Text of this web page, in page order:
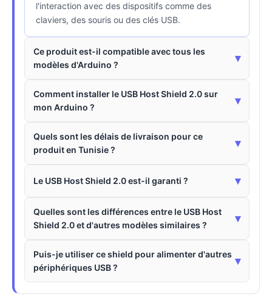
l'interaction avec des dispositifs comme des
claviers, des souris ou des clés USB.
Ce produit est-il compatible avec tous les
modèles d'Arduino ?
▾
Comment installer le USB Host Shield 2.0 sur
mon Arduino ?
▾
Quels sont les délais de livraison pour ce
produit en Tunisie ?
▾
Le USB Host Shield 2.0 est-il garanti ? ▾
Quelles sont les différences entre le USB Host
Shield 2.0 et d'autres modèles similaires ?
▾
Puis-je utiliser ce shield pour alimenter d'autres
périphériques USB ?
▾